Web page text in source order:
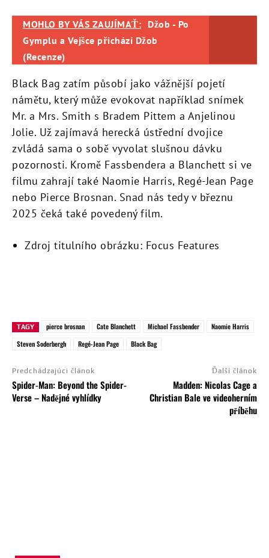
MOHLO BY VÁS ZAUJÍMAŤ: Džob - Po
Gymplu a Vejšce přichází Džob
(Recenze)
Black Bag zatím působí jako vážnější pojetí
námětu, který může evokovat například snímek
Mr. a Mrs. Smith s Bradem Pittem a Anjelinou
Jolie. Už zajímavá herecká ústřední dvojice
zvládá sama o sobě vyvolat slušnou dávku
pozornosti. Kromě Fassbendera a Blanchett si ve
filmu zahrají také Naomie Harris, Regé-Jean Page
nebo Pierce Brosnan. Snad nás tedy v březnu
2025 čeká také povedený film.
Zdroj titulního obrázku: Focus Features
TAGY pierce brosnan Cate Blanchett Michael Fassbender
Naomie Harris
Steven Soderbergh
Regé-Jean Page Black Bag
Predchádzajúci článok
Spider-Man: Beyond the Spider-
Verse – Nadějné vyhlídky
Ďalší článok
Madden: Nicolas Cage a
Christian Bale ve videoherním
příběhu